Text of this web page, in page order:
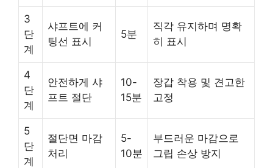
3
단
계
샤프트에 커
팅선 표시
5분
직각 유지하며 명확
히 표시
4
단
계
안전하게 샤
프트 절단
10-
15분
장갑 착용 및 견고한
고정
5
단
계
절단면 마감
처리
5-
10분
부드러운 마감으로
그립 손상 방지